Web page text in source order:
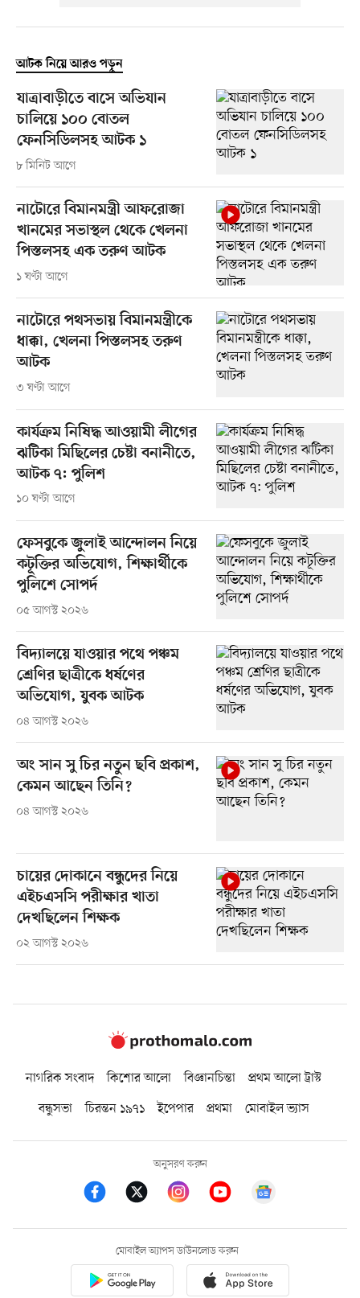
আটক নিয়ে আরও পড়ুন
যাত্রাবাড়ীতে বাসে অভিযান
চালিয়ে ১০০ বোতল
ফেনসিডিলসহ আটক ১
৮ মিনিট আগে
নাটোরে বিমানমন্ত্রী আফরোজা
খানমের সভাস্থল থেকে খেলনা
পিস্তলসহ এক তরুণ আটক
১ ঘণ্টা আগে
নাটোরে পথসভায় বিমানমন্ত্রীকে
ধাক্কা, খেলনা পিস্তলসহ তরুণ
আটক
৩ ঘণ্টা আগে
কার্যক্রম নিষিদ্ধ আওয়ামী লীগের
ঝটিকা মিছিলের চেষ্টা বনানীতে,
আটক ৭: পুলিশ
১০ ঘণ্টা আগে
ফেসবুকে জুলাই আন্দোলন নিয়ে
কটূক্তির অভিযোগ, শিক্ষার্থীকে
পুলিশে সোপর্দ
০৫ আগস্ট ২০২৬
বিদ্যালয়ে যাওয়ার পথে পঞ্চম
শ্রেণির ছাত্রীকে ধর্ষণের
অভিযোগ, যুবক আটক
০৪ আগস্ট ২০২৬
অং সান সু চির নতুন ছবি প্রকাশ,
কেমন আছেন তিনি?
০৪ আগস্ট ২০২৬
চায়ের দোকানে বন্ধুদের নিয়ে
এইচএসসি পরীক্ষার খাতা
দেখছিলেন শিক্ষক
০২ আগস্ট ২০২৬
নাগরিক সংবাদ কিশোর আলো বিজ্ঞানচিন্তা
প্রথম আলো ট্রাস্ট
বন্ধুসভা
চিরন্তন ১৯৭১ ইপেপার প্রথমা মোবাইল ভ্যাস
অনুসরণ করুন
মোবাইল অ্যাপস ডাউনলোড করুন